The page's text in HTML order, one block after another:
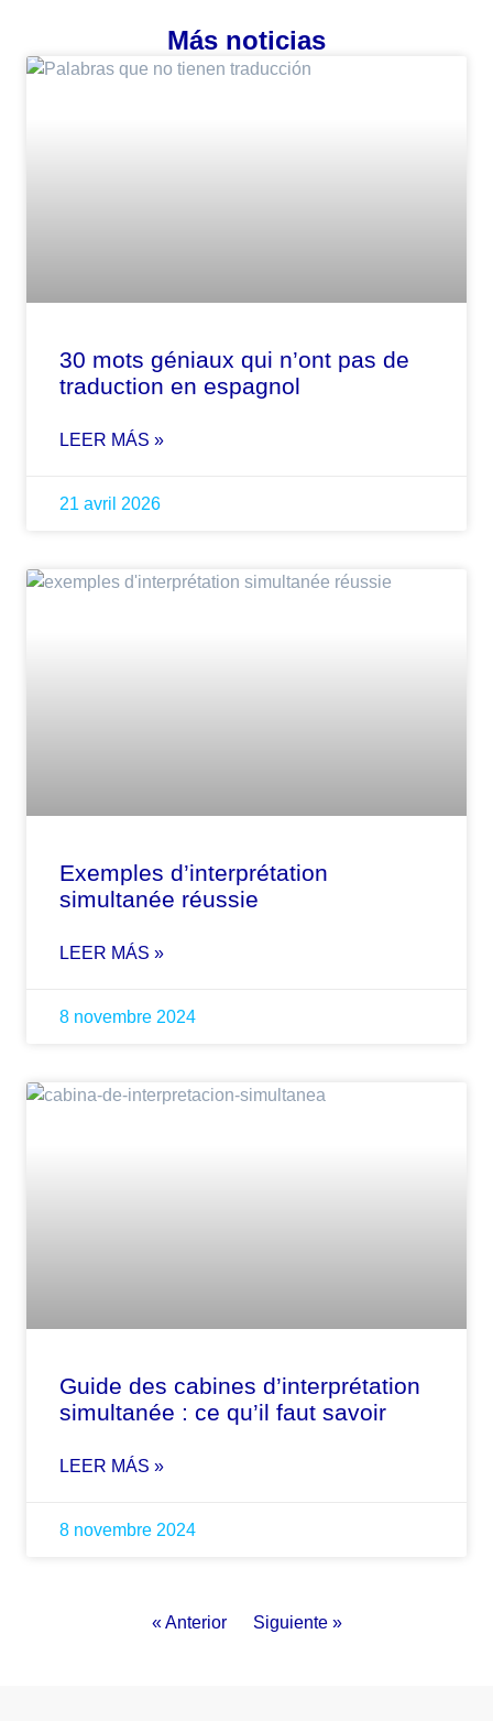
Más noticias
30 mots géniaux qui n’ont pas de
traduction en espagnol
LEER MÁS »
21 avril 2026
Exemples d’interprétation
simultanée réussie
LEER MÁS »
8 novembre 2024
Guide des cabines d’interprétation
simultanée : ce qu’il faut savoir
LEER MÁS »
8 novembre 2024
« Anterior Siguiente »